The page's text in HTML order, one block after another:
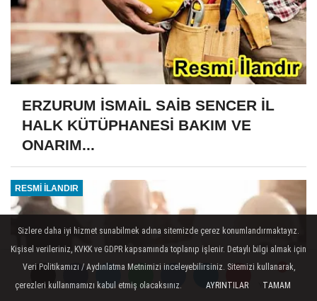
Yorumlar
Yorumlar
ERZURUM İSMAİL SAİB SENCER İL
HALK KÜTÜPHANESİ BAKIM VE
ONARIM...
RESMİ İLANDIR
Sizlere daha iyi hizmet sunabilmek adına sitemizde çerez konumlandırmaktayız.
Kişisel verileriniz, KVKK ve GDPR kapsamında toplanıp işlenir. Detaylı bilgi almak için
Veri Politikamızı / Aydınlatma Metnimizi inceleyebilirsiniz. Sitemizi kullanarak,
çerezleri kullanmamızı kabul etmiş olacaksınız.
AYRINTILAR TAMAM